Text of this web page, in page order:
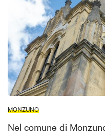
MONZUNO
Nel comune di